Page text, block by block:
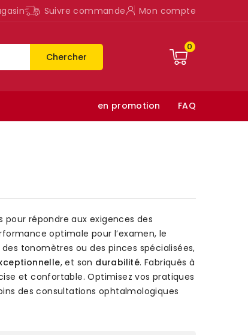
Suivre commande Mon compte
Chercher
0
en promotion FAQ
répondre aux exigences des
optimale pour l’examen, le
tonomètres ou des pinces spécialisées,
, et son durabilité. Fabriqués à
et confortable. Optimisez vos pratiques
des consultations ophtalmologiques